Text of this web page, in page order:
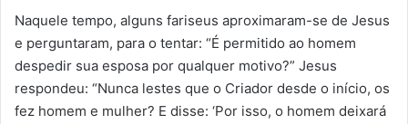
Naquele tempo, alguns fariseus aproximaram-se de Jesus
e perguntaram, para o tentar: “É permitido ao homem
despedir sua esposa por qualquer motivo?” Jesus
respondeu: “Nunca lestes que o Criador desde o início, os
fez homem e mulher? E disse: ‘Por isso, o homem deixará